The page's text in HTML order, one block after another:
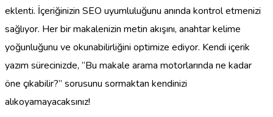
eklenti. İçeriğinizin SEO uyumluluğunu anında kontrol etmenizi
sağlıyor. Her bir makalenizin metin akışını, anahtar kelime
yoğunluğunu ve okunabilirliğini optimize ediyor. Kendi içerik
yazım sürecinizde, “Bu makale arama motorlarında ne kadar
öne çıkabilir?” sorusunu sormaktan kendinizi
alıkoyamayacaksınız!